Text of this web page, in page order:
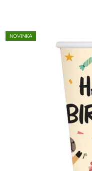
NOVINKA